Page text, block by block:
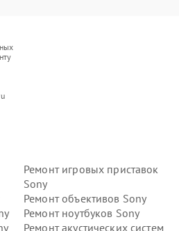
Ремонт игровых приставок
Sony
Ремонт объективов Sony
Ремонт ноутбуков Sony
Ремонт акустических систем